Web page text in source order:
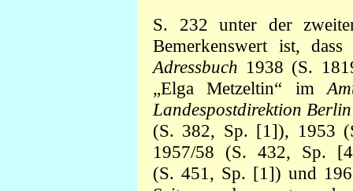
S. 232 unter der
Bemerkenswert ist,
Adressbuch 1938 (S.
„Elga Metzeltin“ im
Landespostdirektion Berlin
(S. 382, Sp. [1]), 1953
1957/58 (S. 432, Sp.
(S. 451, Sp. [1]) und